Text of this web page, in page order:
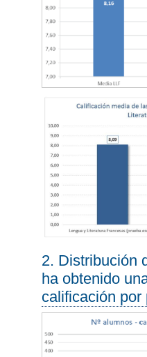
2. Distribución
ha obtenido
calificación por